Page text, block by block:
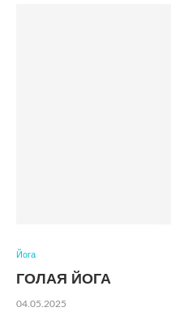
Йога
ГОЛАЯ ЙОГА
04.05.2025